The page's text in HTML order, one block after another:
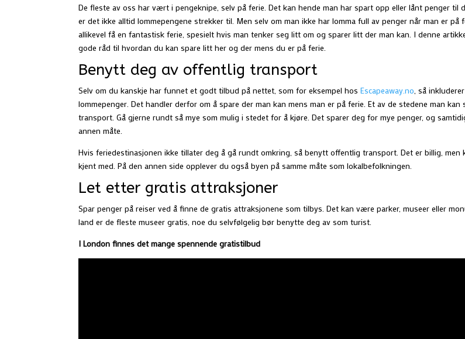
De fleste av oss har vært i pengeknipe, selv på ferie. Det kan hende man har spart opp eller lånt penger til
er det ikke alltid lommepengene strekker til. Men selv om man ikke har lomma full av penger når man er på
allikevel få en fantastisk ferie, spesielt hvis man tenker seg litt om og sparer litt der man kan. I denne
gode råd til hvordan du kan spare litt her og der mens du er på ferie.
Benytt deg av offentlig transport
Selv om du kanskje har funnet et godt tilbud på nettet, som for eksempel hosEscapeaway.no, så
lommepenger. Det handler derfor om å spare der man kan mens man er på ferie. Et av de stedene man kan
transport. Gå gjerne rundt så mye som mulig i stedet for å kjøre. Det sparer deg for mye penger, og
annen måte.
Hvis feriedestinasjonen ikke tillater deg å gå rundt omkring, så benytt offentlig transport. Det er billig, men
kjent med. På den annen side opplever du også byen på samme måte som lokalbefolkningen.
Let etter gratis attraksjoner
Spar penger på reiser ved å finne de gratis attraksjonene som tilbys. Det kan være parker, museer eller
land er de fleste museer gratis, noe du selvfølgelig bør benytte deg av som turist.
I London finnes det mange spennende gratistilbud